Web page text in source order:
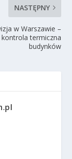
NASTĘPNY
w Warszawie –
kontrola termiczna
budynków